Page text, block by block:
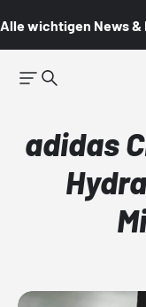
Alle wichtigen News &
adidas